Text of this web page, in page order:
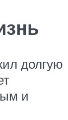
долгую
и